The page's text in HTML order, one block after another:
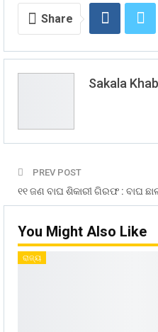
Share
Sakala
PREV POST
୧୧ ଜଣ ବାଘ ଶିକାରୀ ଗିରଫ : ବାଘ
You Might Also Like
ରାଜ୍ୟ